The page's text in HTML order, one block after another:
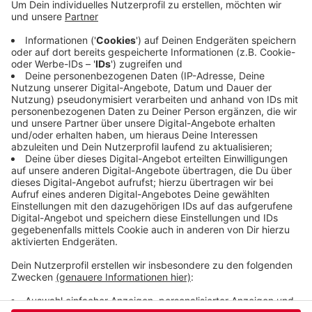
Jahren und viele verschiedene Firmen und
Organisationen beteiligen sich. Ein
Weihnachtsbaum mit Wunsch-Sternen stand zum
Beispiel im Elberfelder Rathaus. Wegen Corona
sind im Moment besonders viele Familien in
finanzieller Not, heißt es von der Stadt.
Veröffentlicht:Dienstag, 15.12.2020 17:00
Anzeige
Anzeige